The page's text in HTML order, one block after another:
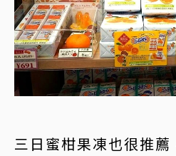
三日蜜柑果凍也很推